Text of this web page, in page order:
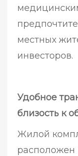
местных
инвесторов.
Удобное
близость к
Жилой
расположен